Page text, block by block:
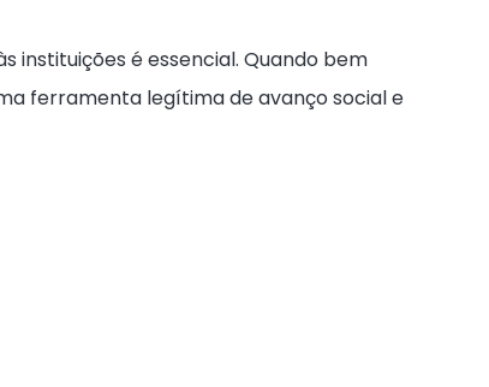
instituições é essencial. Quando bem
ferramenta legítima de avanço social e